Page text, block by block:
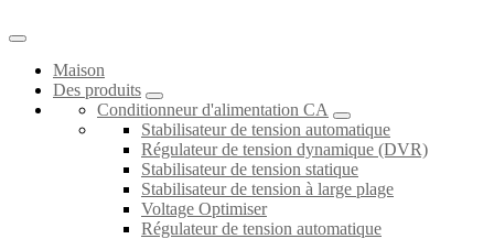
Maison
Des produits
Conditionneur d'alimentation CA
Stabilisateur de tension automatique
Régulateur de tension dynamique (DVR)
Stabilisateur de tension statique
Stabilisateur de tension à large plage
Voltage Optimiser
Régulateur de tension automatique